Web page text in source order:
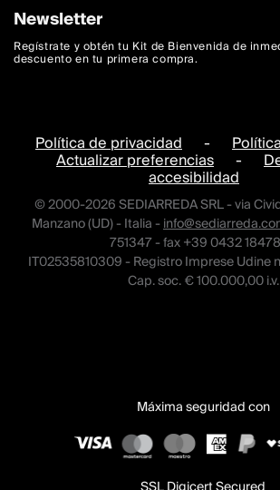
Newsletter
Regístrate y obtén tu Kit de Bienvenida de
descuento en tu primera compra.
Política de privacidad -
Actualizar preferencias -
accesibilidad
© 2000-2026 SEDIARREDA SRL - via
Manzano (UD) - Italia -
751347 - fax +39 0432
IT02535810309 - Registro Imprese Udine
Cap. soc. € 100.000,00 i.v.
Máxima seguridad con